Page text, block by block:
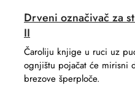
Drveni označivač za
II
Čaroliju knjige u ruci uz
ognjištu pojačat će mirisni
brezove šperploče.